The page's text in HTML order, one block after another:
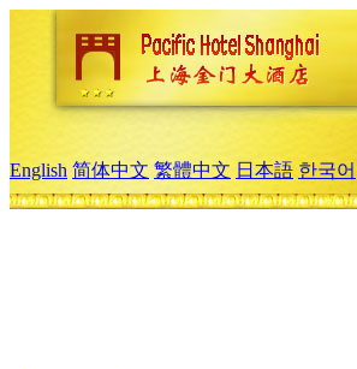
English 简体中文 繁體中文 日本語 한국어